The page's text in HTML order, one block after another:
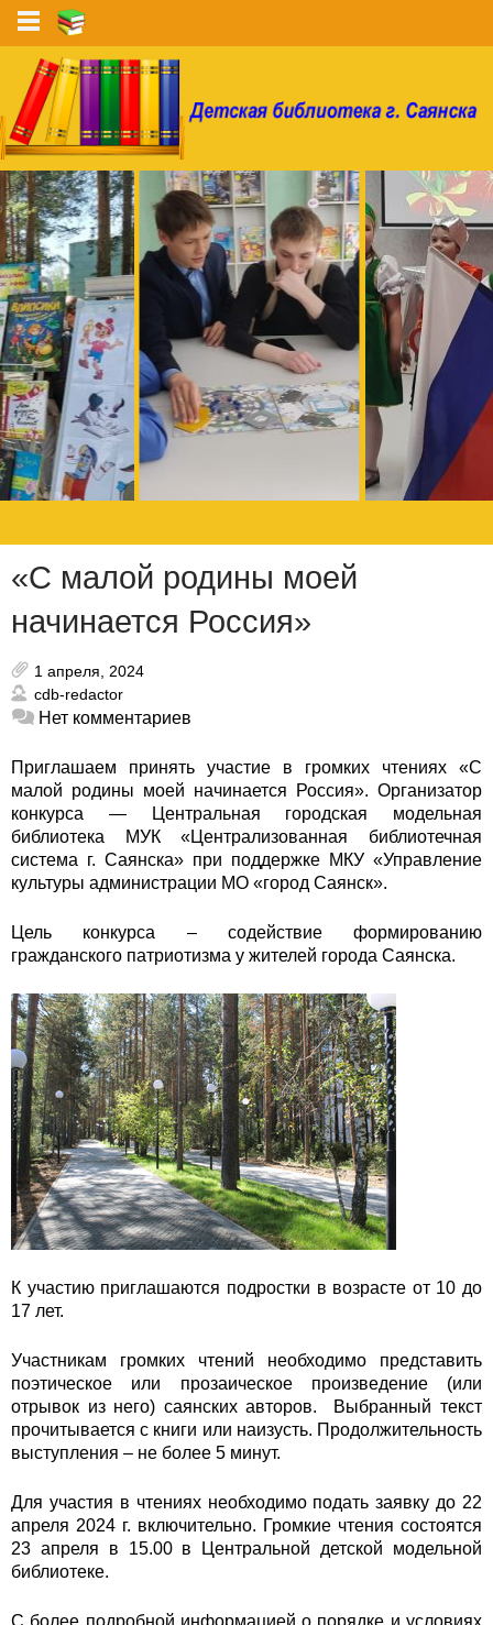
«С малой родины моей
начинается Россия»
1 апреля, 2024
cdb-redactor
Нет комментариев
Приглашаем принять участие в громких чтениях «С
малой родины моей начинается Россия». Организатор
конкурса — Центральная городская модельная
библиотека МУК «Централизованная библиотечная
система г. Саянска» при поддержке МКУ «Управление
культуры администрации МО «город Саянск».
Цель конкурса – содействие формированию
гражданского патриотизма у жителей города Саянска.
К участию приглашаются подростки в возрасте от 10 до
17 лет.
Участникам громких чтений необходимо представить
поэтическое или прозаическое произведение (или
отрывок из него) саянских авторов. Выбранный текст
прочитывается с книги или наизусть. Продолжительность
выступления – не более 5 минут.
Для участия в чтениях необходимо подать заявку до 22
апреля 2024 г. включительно. Громкие чтения состоятся
23 апреля в 15.00 в Центральной детской модельной
библиотеке.